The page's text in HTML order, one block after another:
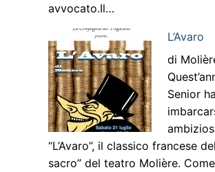
avvocato.Il…
L’Avaro
di
Senior
“L’Avaro”, il classico francese
sacro” del teatro Molière.